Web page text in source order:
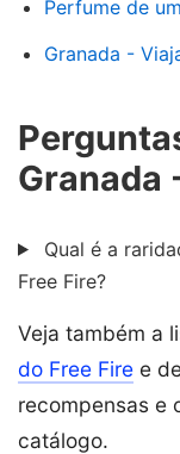
Perfume de
Granada -
Granada
Qual é a
Free Fire?
Veja também a
do Free Fire e
recompensas e
catálogo.